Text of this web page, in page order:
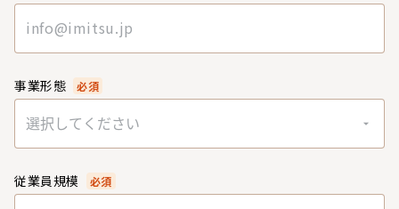
事業形態 必須
選択してください
従業員規模 必須